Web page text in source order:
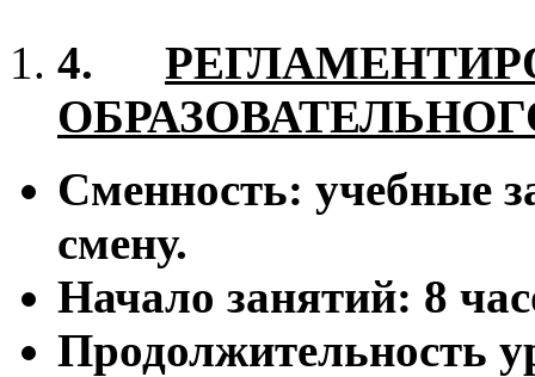
4.
Сменность: учебные
смену.
Начало занятий: 8
Продолжительность